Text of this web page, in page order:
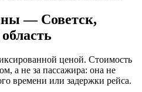
— Советск,
ценой. Стоимость
а не за пассажира: она не
времени или задержки рейса.